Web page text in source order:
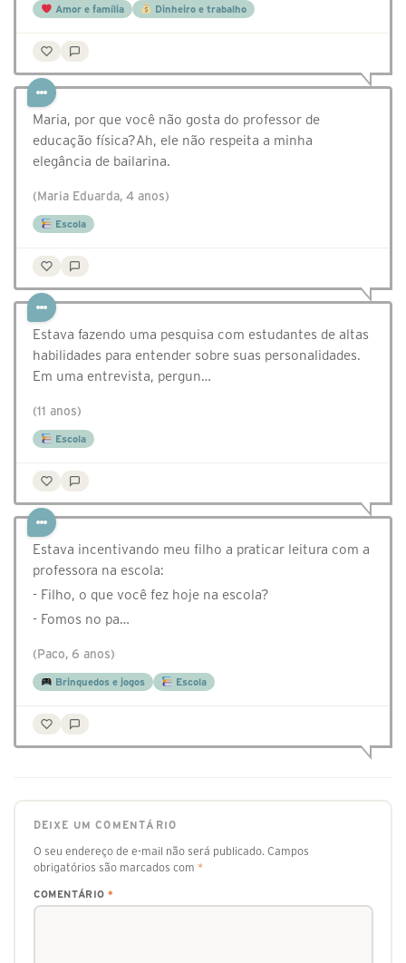
Amor e família Dinheiro e trabalho
Maria, por que você não gosta do professor de
educação física?Ah, ele não respeita a minha
elegância de bailarina.
(Maria Eduarda, 4 anos)
Escola
Estava fazendo uma pesquisa com estudantes de altas
habilidades para entender sobre suas personalidades.
Em uma entrevista, pergun…
(11 anos)
Escola
Estava incentivando meu filho a praticar leitura com a
professora na escola:
- Filho, o que você fez hoje na escola?
- Fomos no pa…
(Paco, 6 anos)
Brinquedos e jogos Escola
DEIXE UM COMENTÁRIO
O seu endereço de e-mail não será publicado. Campos
obrigatórios são marcados com *
COMENTÁRIO *